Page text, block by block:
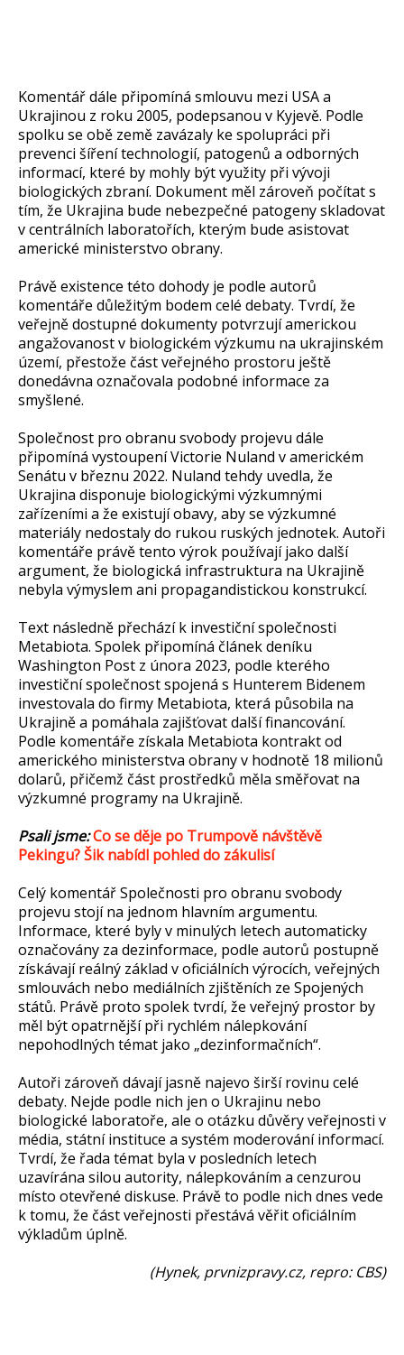
Komentář dále připomíná smlouvu mezi USA a
Ukrajinou z roku 2005, podepsanou v Kyjevě. Podle
spolku se obě země zavázaly ke spolupráci při
prevenci šíření technologií, patogenů a odborných
informací, které by mohly být využity při vývoji
biologických zbraní. Dokument měl zároveň počítat s
tím, že Ukrajina bude nebezpečné patogeny skladovat
v centrálních laboratořích, kterým bude asistovat
americké ministerstvo obrany.
Právě existence této dohody je podle autorů
komentáře důležitým bodem celé debaty. Tvrdí, že
veřejně dostupné dokumenty potvrzují americkou
angažovanost v biologickém výzkumu na ukrajinském
území, přestože část veřejného prostoru ještě
donedávna označovala podobné informace za
smyšlené.
Společnost pro obranu svobody projevu dále
připomíná vystoupení Victorie Nuland v americkém
Senátu v březnu 2022. Nuland tehdy uvedla, že
Ukrajina disponuje biologickými výzkumnými
zařízeními a že existují obavy, aby se výzkumné
materiály nedostaly do rukou ruských jednotek. Autoři
komentáře právě tento výrok používají jako další
argument, že biologická infrastruktura na Ukrajině
nebyla výmyslem ani propagandistickou konstrukcí.
Text následně přechází k investiční společnosti
Metabiota. Spolek připomíná článek deníku
Washington Post z února 2023, podle kterého
investiční společnost spojená s Hunterem Bidenem
investovala do firmy Metabiota, která působila na
Ukrajině a pomáhala zajišťovat další financování.
Podle komentáře získala Metabiota kontrakt od
amerického ministerstva obrany v hodnotě 18 milionů
dolarů, přičemž část prostředků měla směřovat na
výzkumné programy na Ukrajině.
Psali jsme:Co se děje po Trumpově návštěvě
Pekingu? Šik nabídl pohled do zákulisí
Celý komentář Společnosti pro obranu svobody
projevu stojí na jednom hlavním argumentu.
Informace, které byly v minulých letech automaticky
označovány za dezinformace, podle autorů postupně
získávají reálný základ v oficiálních výrocích, veřejných
smlouvách nebo mediálních zjištěních ze Spojených
států. Právě proto spolek tvrdí, že veřejný prostor by
měl být opatrnější při rychlém nálepkování
nepohodlných témat jako „dezinformačních“.
Autoři zároveň dávají jasně najevo širší rovinu celé
debaty. Nejde podle nich jen o Ukrajinu nebo
biologické laboratoře, ale o otázku důvěry veřejnosti v
média, státní instituce a systém moderování informací.
Tvrdí, že řada témat byla v posledních letech
uzavírána silou autority, nálepkováním a cenzurou
místo otevřené diskuse. Právě to podle nich dnes vede
k tomu, že část veřejnosti přestává věřit oficiálním
výkladům úplně.
(Hynek, prvnizpravy.cz, repro: CBS)